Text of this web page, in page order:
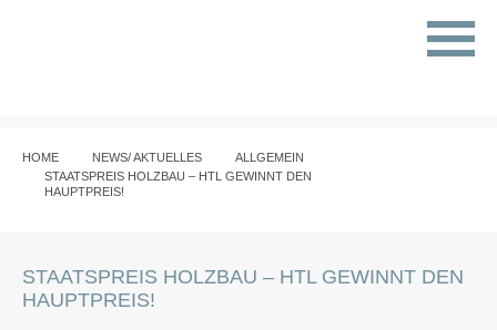
HOME NEWS/ AKTUELLES
ALLGEMEIN
STAATSPREIS HOLZBAU – HTL GEWINNT DEN
HAUPTPREIS!
STAATSPREIS HOLZBAU – HTL GEWINNT DEN
HAUPTPREIS!